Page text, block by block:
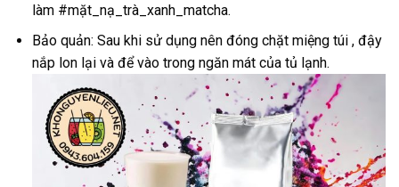
làm #mặt_nạ_trà_xanh_matcha.
Bảo quản: Sau khi sử dụng nên đóng chặt miệng túi , đậy
nắp lon lại và để vào trong ngăn mát của tủ lạnh.